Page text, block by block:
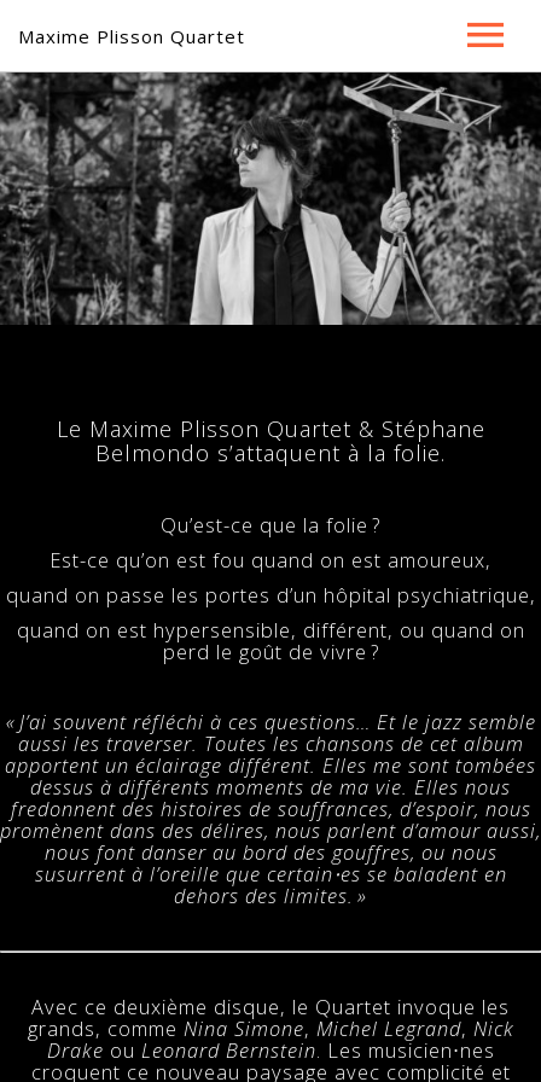
Maxime Plisson Quartet
Home ⋅
Jazz & Folie ⋅
Jazz & Cinéma ⋅
Le Maxime Plisson Quartet & Stéphane
Belmondo s’attaquent à la folie.
Qu’est-ce que la folie ?
Est-ce qu’on est fou quand on est amoureux,
quand on passe les portes d’un hôpital psychiatrique,
quand on est hypersensible, différent, ou quand on
perd le goût de vivre ?
« J’ai souvent réfléchi à ces questions… Et le jazz semble
aussi les traverser. Toutes les chansons de cet album
apportent un éclairage différent. Elles me sont tombées
dessus à différents moments de ma vie. Elles nous
fredonnent des histoires de souffrances, d’espoir, nous
promènent dans des délires, nous parlent d’amour aussi,
nous font danser au bord des gouffres, ou nous
susurrent à l’oreille que certain⋅es se baladent en
dehors des limites. »
Avec ce deuxième disque, le Quartet invoque les
grands, comme Nina Simone, Michel Legrand, Nick
Drake ou Leonard Bernstein. Les musicien⋅nes
croquent ce nouveau paysage avec complicité et